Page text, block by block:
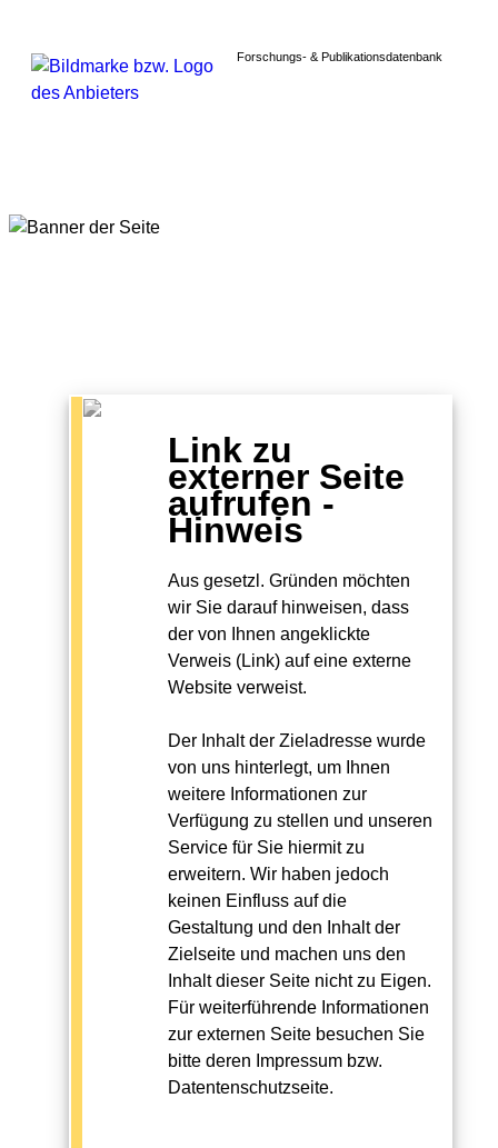
Forschungs- & Publikationsdatenbank
Link zu
externer Seite
aufrufen -
Hinweis
Aus gesetzl. Gründen möchten
wir Sie darauf hinweisen, dass
der von Ihnen angeklickte
Verweis (Link) auf eine externe
Website verweist.
Der Inhalt der Zieladresse wurde
von uns hinterlegt, um Ihnen
weitere Informationen zur
Verfügung zu stellen und unseren
Service für Sie hiermit zu
erweitern. Wir haben jedoch
keinen Einfluss auf die
Gestaltung und den Inhalt der
Zielseite und machen uns den
Inhalt dieser Seite nicht zu Eigen.
Für weiterführende Informationen
zur externen Seite besuchen Sie
bitte deren Impressum bzw.
Datentenschutzseite.